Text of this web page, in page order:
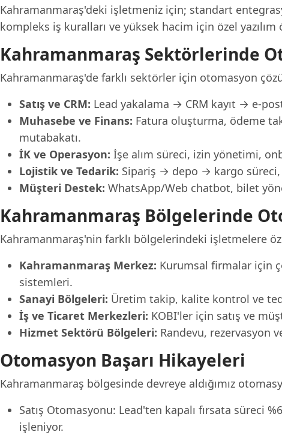
Kahramanmaraş'deki işletmeniz için; standart
kompleks iş kuralları ve yüksek hacim için özel yazılım
Kahramanmaraş Sektörlerinde
Kahramanmaraş'de farklı sektörler için otomasyon
Satış ve CRM: Lead yakalama → CRM kayıt → e-
Muhasebe ve Finans: Fatura oluşturma, ödeme
mutabakatı.
İK ve Operasyon: İşe alım süreci, izin yönetimi,
Lojistik ve Tedarik: Sipariş → depo → kargo süreci,
Müşteri Destek: WhatsApp/Web chatbot, bilet
Kahramanmaraş Bölgelerinde
Kahramanmaraş'nin farklı bölgelerindeki işletmelere
Kahramanmaraş Merkez: Kurumsal firmalar için
sistemleri.
Sanayi Bölgeleri: Üretim takip, kalite kontrol ve
İş ve Ticaret Merkezleri: KOBI'ler için satış ve
Hizmet Sektörü Bölgeleri: Randevu, rezervasyon
Otomasyon Başarı Hikayeleri
Kahramanmaraş bölgesinde devreye aldığımız
Satış Otomasyonu: Lead'ten kapalı fırsata süreci
işleniyor.